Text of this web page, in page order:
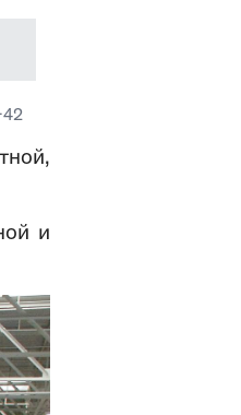
42
и